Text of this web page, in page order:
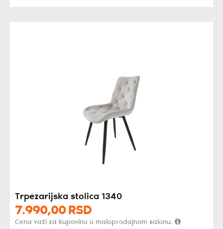
Trpezarijska stolica 1340
7.990,00 RSD
Cena važi za kupovinu u maloprodajnom salonu.